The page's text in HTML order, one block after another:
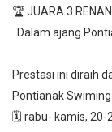
🏆 JUARA 3
Dalam ajang
Prestasi ini diraih
Pontianak Swiming
🗓️ rabu- kamis, 20-